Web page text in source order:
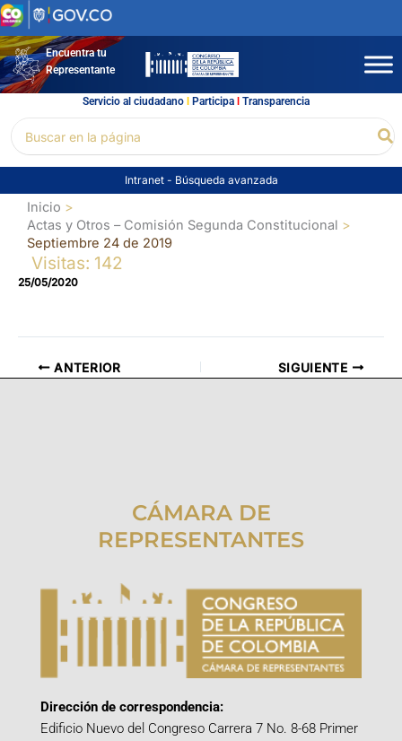
Ir
al
contenidoEncuentra tu
Representante
Servicio al ciudadano l Participal Transparencia
por:
Intranet - Búsqueda avanzada
Inicio
Actas y Otros – Comisión Segunda Constitucional
Septiembre 24 de 2019
Visitas: 142
25/05/2020
ANTERIOR SIGUIENTE
CÁMARA DE
REPRESENTANTES
Dirección de correspondencia:
Edificio Nuevo del Congreso Carrera 7 No. 8-68 Primer